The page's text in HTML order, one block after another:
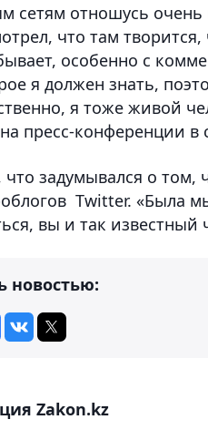
сетям отношусь
что там
особенно с
я должен знать,
я тоже живой
пресс-конференции
что задумывался о
Twitter. «Была
вы и так известный
новостью:
Zakon.kz